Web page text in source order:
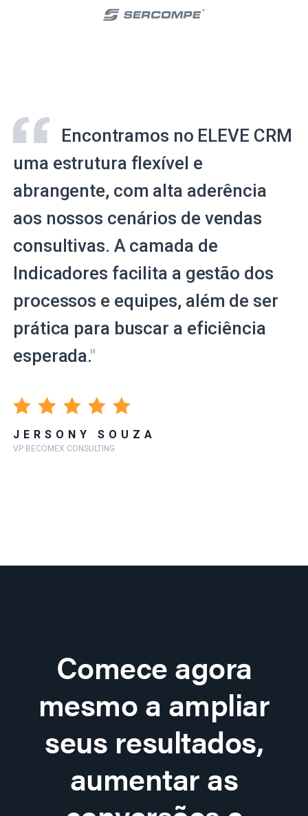
Encontramos no ELEVE CRM
uma estrutura flexível e
abrangente, com alta aderência
aos nossos cenários de vendas
consultivas. A camada de
Indicadores facilita a gestão dos
processos e equipes, além de ser
prática para buscar a eficiência
esperada."
JERSONY SOUZA
VP BECOMEX CONSULTING
Comece agora
mesmo a ampliar
seus resultados,
aumentar as